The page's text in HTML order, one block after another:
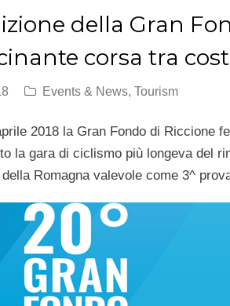
della Gran
corsa tra
Events & News, Tourism
2018 la Gran Fondo di Riccione
la gara di ciclismo più longeva del
Romagna valevole come 3^